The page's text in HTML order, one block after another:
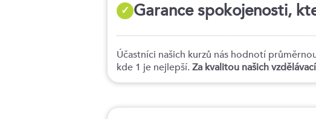
✓ Garance spokojenosti,
Účastníci našich kurzů nás hodnotí
kde 1 je nejlepší. Za kvalitou našich